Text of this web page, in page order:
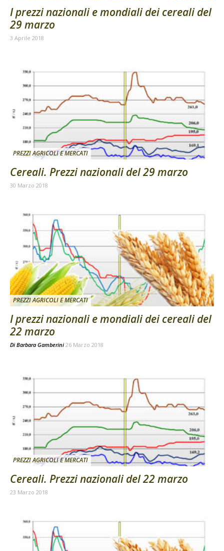
I prezzi nazionali e mondiali dei cereali del
29 marzo
3 Aprile 2018
PREZZI AGRICOLI E MERCATI
Cereali. Prezzi nazionali del 29 marzo
30 Marzo 2018
PREZZI AGRICOLI E MERCATI
I prezzi nazionali e mondiali dei cereali del
22 marzo
Di Barbara Gamberini 26 Marzo 2018
PREZZI AGRICOLI E MERCATI
Cereali. Prezzi nazionali del 22 marzo
23 Marzo 2018